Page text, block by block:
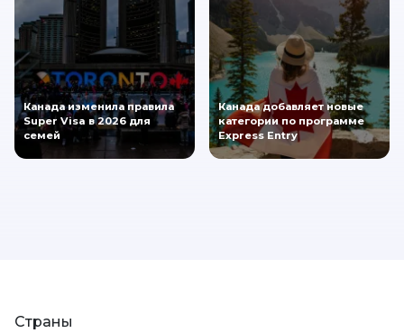
Канада изменила правила
Super Visa в 2026 для
семей
Канада добавляет новые
категории по программе
Express Entry
Страны